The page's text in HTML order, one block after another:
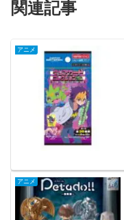
関連記事
アニメ
アニメ